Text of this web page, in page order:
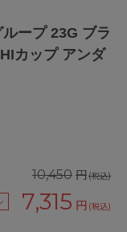
ープ 23G ブラ
カップ アンダ
10,450 円(税込)
7,315 円 (税込)